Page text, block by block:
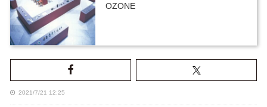
OZONE
2021/7/21 12:25